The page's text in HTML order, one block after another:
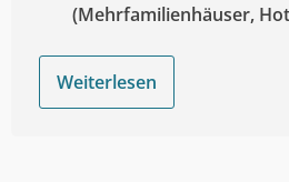
(Mehrfamilienhäuser,
Weiterlesen